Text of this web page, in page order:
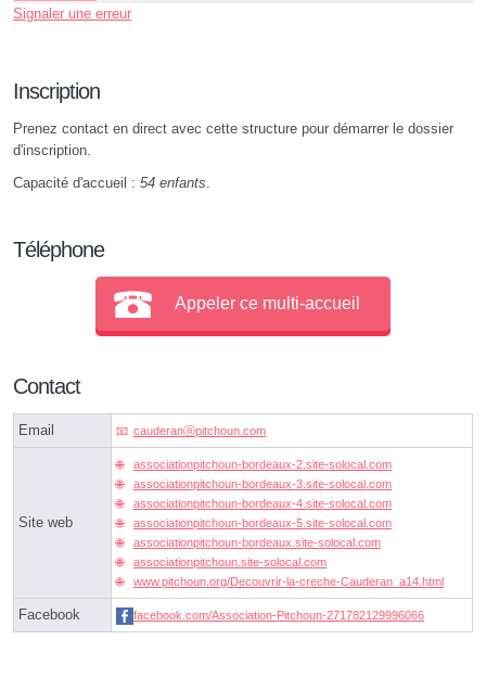
Signaler une erreur
Inscription
Prenez contact en direct avec cette structure pour démarrer le dossier
d'inscription.
Capacité d'accueil : 54 enfants
Téléphone
Appeler ce multi-accueil
Contact
Email cauderanⓐpitchoun.com
Site web
associationpitchoun-bordeaux-2.site-solocal.com
associationpitchoun-bordeaux-3.site-solocal.com
associationpitchoun-bordeaux-4.site-solocal.com
associationpitchoun-bordeaux-5.site-solocal.com
associationpitchoun-bordeaux.site-solocal.com
associationpitchoun.site-solocal.com
www.pitchoun.org/Decouvrir-la-creche-Cauderan_a14.html
Facebook facebook.com/Association-Pitchoun-271782129996066